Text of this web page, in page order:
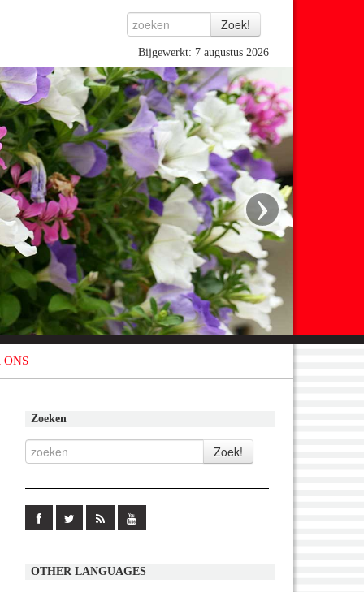
Bijgewerkt: 7 augustus 2026
›
ONS
Zoeken
OTHER LANGUAGES